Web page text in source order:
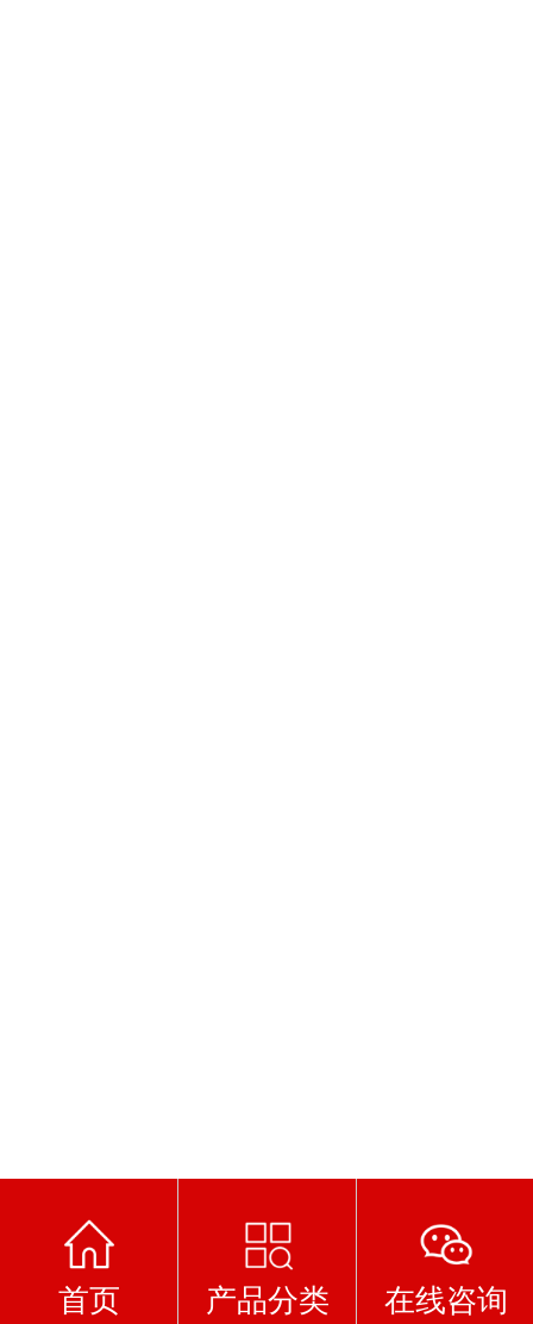
首页 产品分类 在线咨询